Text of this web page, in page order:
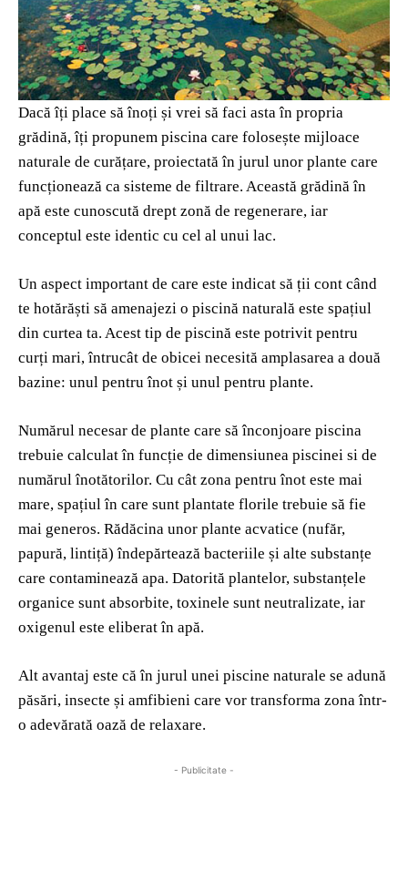
Dacă îți place să înoți și vrei să faci asta în propria
grădină, îți propunem piscina care folosește mijloace
naturale de curățare, proiectată în jurul unor plante care
funcționează ca sisteme de filtrare. Această grădină în
apă este cunoscută drept zonă de regenerare, iar
conceptul este identic cu cel al unui lac.
Un aspect important de care este indicat să ții cont când
te hotărăști să amenajezi o piscină naturală este spațiul
din curtea ta. Acest tip de piscină este potrivit pentru
curți mari, întrucât de obicei necesită amplasarea a două
bazine: unul pentru înot și unul pentru plante.
Numărul necesar de plante care să înconjoare piscina
trebuie calculat în funcție de dimensiunea piscinei si de
numărul înotătorilor. Cu cât zona pentru înot este mai
mare, spațiul în care sunt plantate florile trebuie să fie
mai generos. Rădăcina unor plante acvatice (nufăr,
papură, lintiță) îndepărtează bacteriile și alte substanțe
care contaminează apa. Datorită plantelor, substanțele
organice sunt absorbite, toxinele sunt neutralizate, iar
oxigenul este eliberat în apă.
Alt avantaj este că în jurul unei piscine naturale se adună
păsări, insecte și amfibieni care vor transforma zona într-
o adevărată oază de relaxare.
- Publicitate -